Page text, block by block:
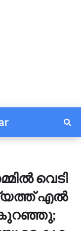
വെ​ടി​
എ​ൽ​
കു​റ​ഞ്ഞു;